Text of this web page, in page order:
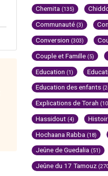
Chemita (135)
Communauté (3)
Conversion (303)
Couple et Famille (5)
Education (1)
Education des enfants
Explications de Torah
Hassidout (4)
Hochaana Rabba (18)
Jeûne de Guedalia (51)
Jeûne du 17 Tamouz